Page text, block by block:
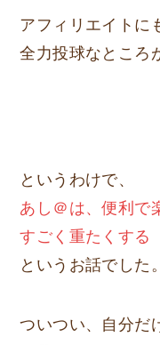
アフィリエイトに
全力投球なところ
というわけで、
あし＠は、便利で
すごく重たくする
というお話でし
ついつい、自分だ